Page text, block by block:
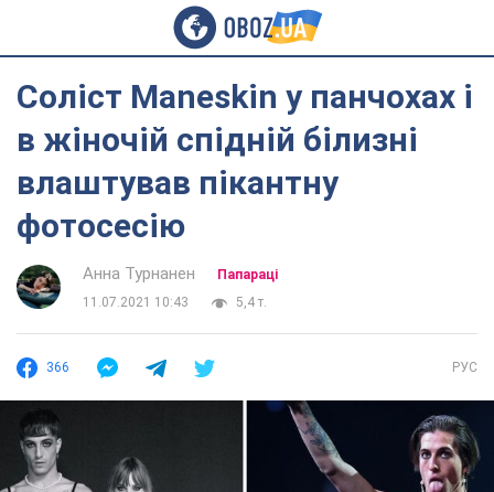
Соліст Maneskin у панчохах і
в жіночій спідній білизні
влаштував пікантну
фотосесію
Анна Турнанен
Папараці
11.07.2021 10:43
5,4 т.
366 РУС